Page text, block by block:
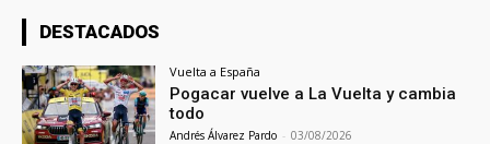
DESTACADOS
Vuelta a España
Pogacar vuelve a La Vuelta y cambia
todo
Andrés Álvarez Pardo - 03/08/2026